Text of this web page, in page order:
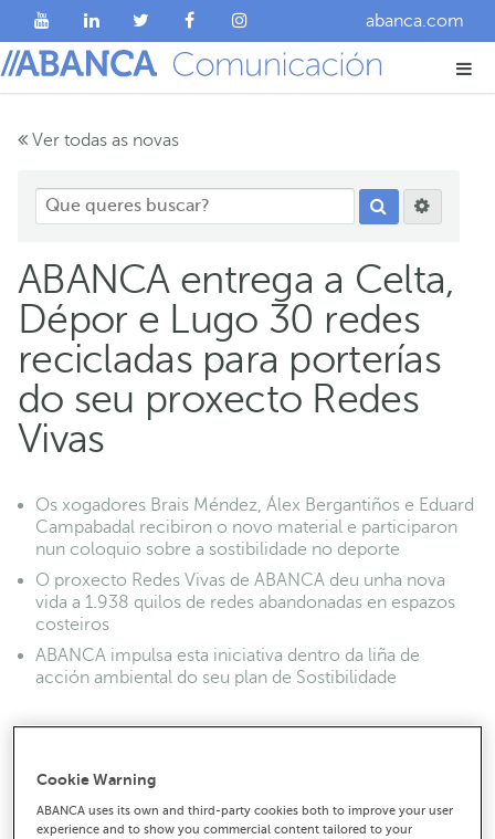
abanca.com
Ver todas as novas
ABANCA entrega a Celta,
Dépor e Lugo 30 redes
recicladas para porterías
do seu proxecto Redes
Vivas
Os xogadores Brais Méndez, Álex Bergantiños e Eduard
Campabadal recibiron o novo material e participaron
nun coloquio sobre a sostibilidade no deporte
O proxecto Redes Vivas de ABANCA deu unha nova
vida a 1.938 quilos de redes abandonadas en espazos
costeiros
ABANCA impulsa esta iniciativa dentro da liña de
acción ambiental do seu plan de Sostibilidade
Cookie Warning
ABANCA uses its own and third-party cookies both to improve your user
experience and to show you commercial content tailored to your